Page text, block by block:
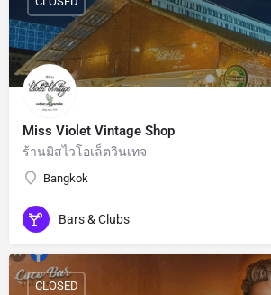
Miss Violet Vintage Shop
ร้านมิสไวโอเล็ตวินเทจ
Bangkok
Bars & Clubs
CLOSED